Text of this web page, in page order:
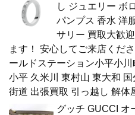
し ジュエリー ボ
パンプス 香水 洋
サリー 買取大歓
ます！ 安心してご来店くだ
ールドステーション小平小
小平 久米川 東村山 東大和
街道 出張買取 引っ越し 解体
グッチ GUCCI オ